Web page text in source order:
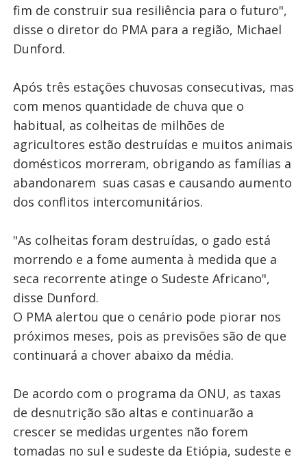
fim de construir sua resiliência para o futuro",
disse o diretor do PMA para a região, Michael
Dunford.
Após três estações chuvosas consecutivas, mas
com menos quantidade de chuva que o
habitual, as colheitas de milhões de
agricultores estão destruídas e muitos animais
domésticos morreram, obrigando as famílias a
abandonarem suas casas e causando aumento
dos conflitos intercomunitários.
"As colheitas foram destruídas, o gado está
morrendo e a fome aumenta à medida que a
seca recorrente atinge o Sudeste Africano",
disse Dunford.
O PMA alertou que o cenário pode piorar nos
próximos meses, pois as previsões são de que
continuará a chover abaixo da média.
De acordo com o programa da ONU, as taxas
de desnutrição são altas e continuarão a
crescer se medidas urgentes não forem
tomadas no sul e sudeste da Etiópia, sudeste e